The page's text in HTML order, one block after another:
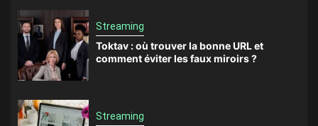
Streaming
Toktav : où trouver la bonne URL et
comment éviter les faux miroirs ?
Streaming